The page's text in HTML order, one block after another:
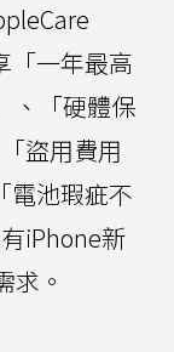
「一年最高
、「硬體保
盜用費用
電池瑕疵不
iPhone新
求。